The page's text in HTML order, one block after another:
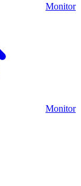
Monitor
Monitor